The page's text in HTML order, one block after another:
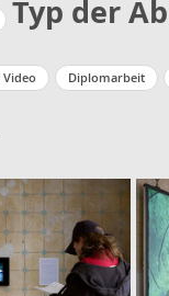
Typ der
Diplomarbeit